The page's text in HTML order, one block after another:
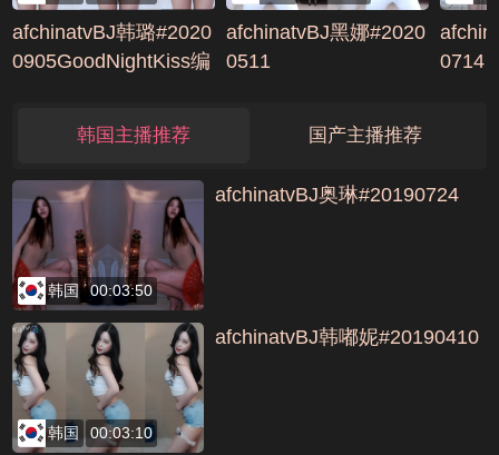
afchinatvBJ韩璐#2020
0905GoodNightKiss编
afchinatvBJ黑娜#2020
0511
0714
韩国主播推荐 国产主播推荐
韩国 00:03:50
afchinatvBJ奥琳#20190724
韩国 00:03:10
afchinatvBJ韩嘟妮#20190410